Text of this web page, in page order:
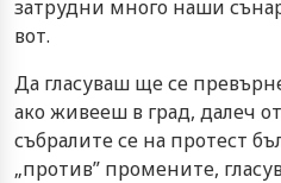
затрудни много наши
вот.
Да гласуваш ще се
ако живееш в град, далеч
събралите се на протест
„против” промените,